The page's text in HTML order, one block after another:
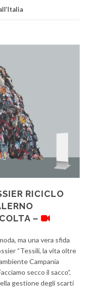
RICICLO
–
ma una vera sfida
“Tessili, la vita oltre
Campania
secco il sacco”,
gestione degli scarti